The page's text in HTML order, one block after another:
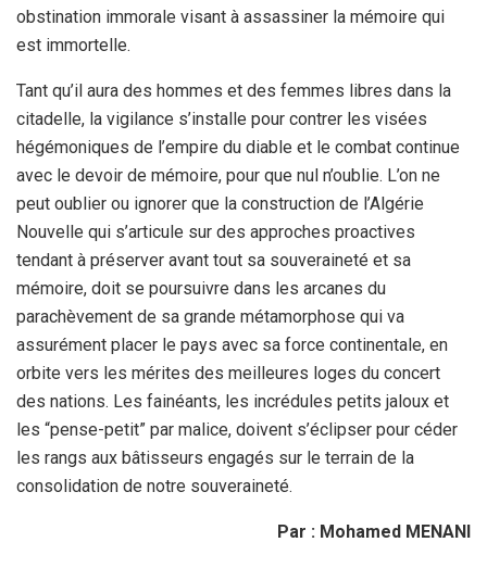
obstination immorale visant à assassiner la mémoire qui
est immortelle.
Tant qu’il aura des hommes et des femmes libres dans la
citadelle, la vigilance s’installe pour contrer les visées
hégémoniques de l’empire du diable et le combat continue
avec le devoir de mémoire, pour que nul n’oublie. L’on ne
peut oublier ou ignorer que la construction de l’Algérie
Nouvelle qui s’articule sur des approches proactives
tendant à préserver avant tout sa souveraineté et sa
mémoire, doit se poursuivre dans les arcanes du
parachèvement de sa grande métamorphose qui va
assurément placer le pays avec sa force continentale, en
orbite vers les mérites des meilleures loges du concert
des nations. Les fainéants, les incrédules petits jaloux et
les “pense-petit” par malice, doivent s’éclipser pour céder
les rangs aux bâtisseurs engagés sur le terrain de la
consolidation de notre souveraineté.
Par : Mohamed MENANI